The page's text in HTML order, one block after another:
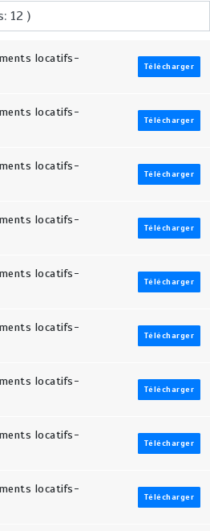
locatifs-
Télécharger
locatifs-
Télécharger
locatifs-
Télécharger
locatifs-
Télécharger
locatifs-
Télécharger
locatifs-
Télécharger
locatifs-
Télécharger
locatifs-
Télécharger
locatifs-
Télécharger